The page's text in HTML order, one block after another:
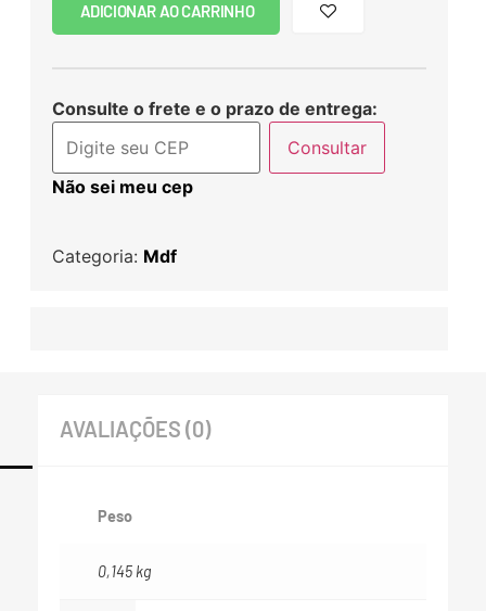
ADICIONAR AO CARRINHO
Consulte o frete e o prazo de entrega:
Consultar
Não sei meu cep
Categoria: Mdf
AVALIAÇÕES (0)
Peso
0,145 kg